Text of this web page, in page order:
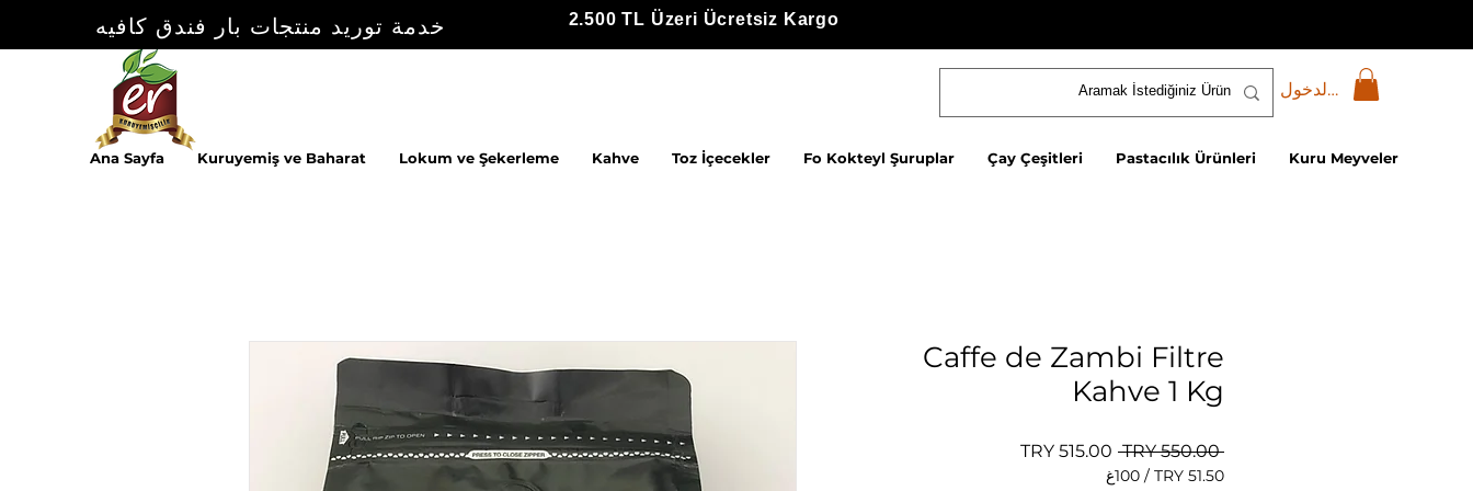
خدمة توريد منتجات بار فندق كافيه 2.500 TL Üzeri Ücretsiz Kargo
تسجيل الدخول
Ana Sayfa Kuruyemiş ve Baharat Lokum ve Şekerleme Kahve Toz İçecekler Fo Kokteyl Şuruplar Çay Çeşitleri Pastacılık Ürünleri Kuru Meyveler
Caffe de Zambi Filtre
Kahve 1 Kg
‏550.00 TRY سعر عادي سعر البيع
/ 100غ